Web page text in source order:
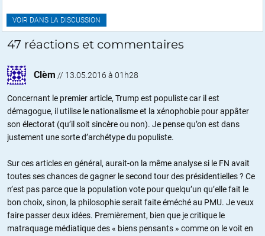
VOIR DANS LA DISCUSSION
47 réactions et commentaires
Clèm // 13.05.2016 à 01h28
Concernant le premier article, Trump est populiste car il est
démagogue, il utilise le nationalisme et la xénophobie pour appâter
son électorat (qu’il soit sincère ou non). Je pense qu’on est dans
justement une sorte d’archétype du populiste.
Sur ces articles en général, aurait-on la même analyse si le FN avait
toutes ses chances de gagner le second tour des présidentielles ? Ce
n’est pas parce que la population vote pour quelqu’un qu’elle fait le
bon choix, sinon, la philosophie serait faite éméché au PMU. Je veux
faire passer deux idées. Premièrement, bien que je critique le
matraquage médiatique des « biens pensants » comme on le voit en